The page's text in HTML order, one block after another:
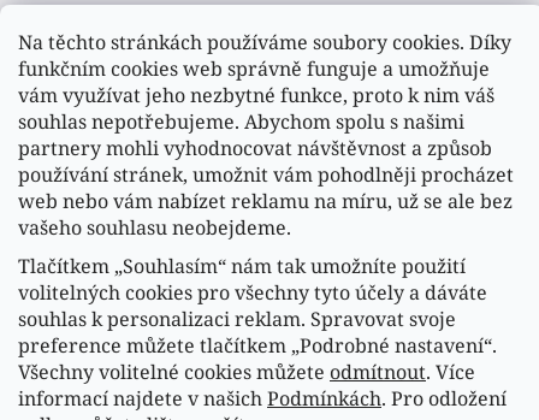
Na těchto stránkách používáme soubory cookies. Díky
funkčním cookies web správně funguje a umožňuje
vám využívat jeho nezbytné funkce, proto k nim váš
souhlas nepotřebujeme. Abychom spolu s našimi
partnery mohli vyhodnocovat návštěvnost a způsob
používání stránek, umožnit vám pohodlněji procházet
web nebo vám nabízet reklamu na míru, už se ale bez
vašeho souhlasu neobejdeme.
Tlačítkem „Souhlasím“ nám tak umožníte použití
volitelných cookies pro všechny tyto účely a dáváte
souhlas k personalizaci reklam. Spravovat svoje
preference můžete tlačítkem „Podrobné nastavení“.
Všechny volitelné cookies můžete odmítnout. Více
informací najdete v našichPodmínkách. Pro odložení
Sledovat na Instagramu
Náš FACEBOOK